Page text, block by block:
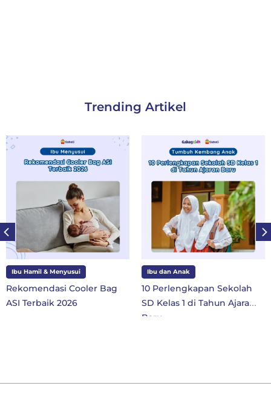
Trending Artikel
Ibu Hamil & Menyusui
Rekomendasi Cooler Bag
ASI Terbaik 2026
Ibu dan Anak
10 Perlengkapan Sekolah
SD Kelas 1 di Tahun Ajaran
Baru